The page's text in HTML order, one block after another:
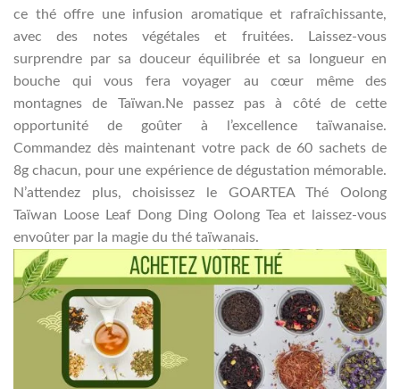
ce thé offre une infusion aromatique et rafraîchissante,
avec des notes végétales et fruitées. Laissez-vous
surprendre par sa douceur équilibrée et sa longueur en
bouche qui vous fera voyager au cœur même des
montagnes de Taïwan.Ne passez pas à côté de cette
opportunité de goûter à l’excellence taïwanaise.
Commandez dès maintenant votre pack de 60 sachets de
8g chacun, pour une expérience de dégustation mémorable.
N’attendez plus, choisissez le GOARTEA Thé Oolong
Taïwan Loose Leaf Dong Ding Oolong Tea et laissez-vous
envoûter par la magie du thé taïwanais.